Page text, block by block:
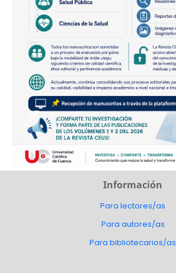
Información
Para lectores/as
Para autores/as
Para bibliotecarios/as